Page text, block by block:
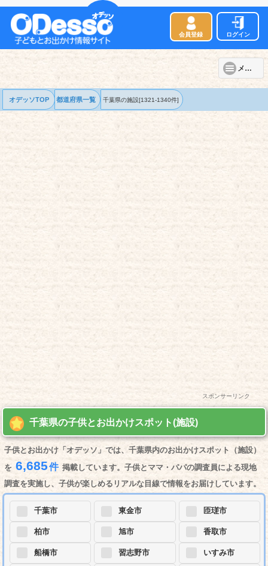
会員登録 ログイン
メニュー
オデッソTOP 都道府県一覧 千葉県の施設[1321-1340件]
スポンサーリンク
千葉県の子供とお出かけスポット(施設)
子供とお出かけ「オデッソ」では、千葉県内のお出かけスポット（施設）
を 6,685件 掲載しています。子供とママ・パパの調査員による現地
調査を実施し、子供が楽しめるリアルな目線で情報をお届けしています。
千葉市
柏市
船橋市
東金市
旭市
習志野市
匝瑳市
香取市
いすみ市